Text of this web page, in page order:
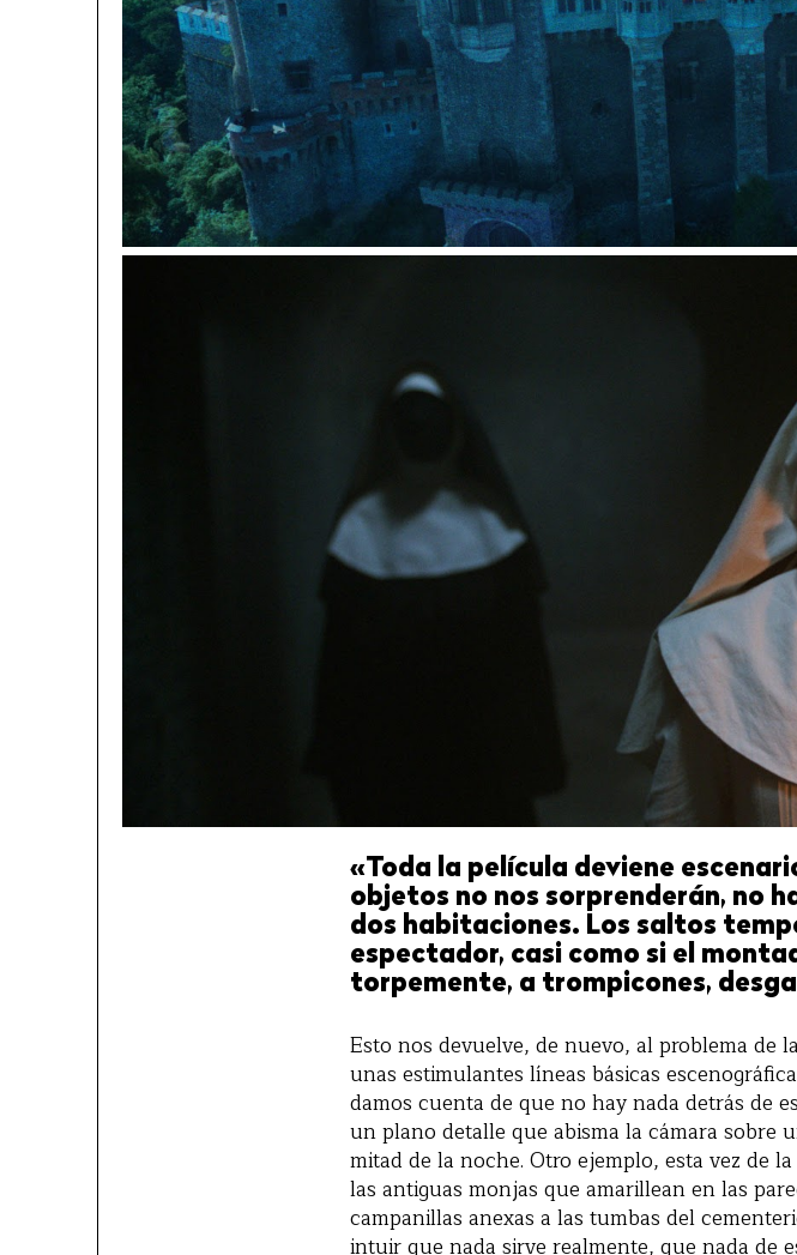
«Toda la película deviene
objetos no nos sorprenderán, no
dos habitaciones. Los saltos
espectador, casi como si el
torpemente, a trompicones,
Esto nos devuelve, de nuevo, al problema de
unas estimulantes líneas básicas
damos cuenta de que no hay nada detrás de
un plano detalle que abisma la cámara sobre
mitad de la noche. Otro ejemplo, esta vez de
las antiguas monjas que amarillean en las
campanillas anexas a las tumbas del
intuir que nada sirve realmente, que nada de